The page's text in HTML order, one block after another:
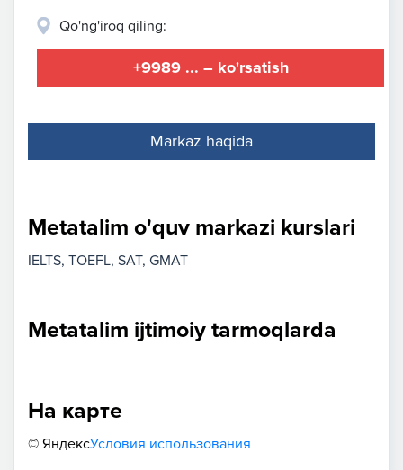
Qo'ng'iroq qiling:
+9989 ... – ko'rsatish
Markaz haqida
Metatalim o'quv markazi kurslari
IELTS TOEFL SAT GMAT
Metatalim ijtimoiy tarmoqlarda
На карте
© ЯндексУсловия использования